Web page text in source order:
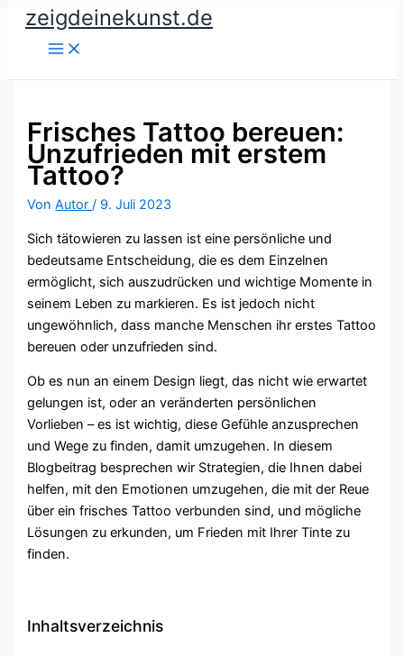
Zumzeigdeinekunst.de
Frisches Tattoo bereuen:
Unzufrieden mit erstem
Tattoo?
VonAutor/ 9. Juli 2023
Sich tätowieren zu lassen ist eine persönliche und
bedeutsame Entscheidung, die es dem Einzelnen
ermöglicht, sich auszudrücken und wichtige Momente in
seinem Leben zu markieren. Es ist jedoch nicht
ungewöhnlich, dass manche Menschen ihr erstes Tattoo
bereuen oder unzufrieden sind.
Ob es nun an einem Design liegt, das nicht wie erwartet
gelungen ist, oder an veränderten persönlichen
Vorlieben – es ist wichtig, diese Gefühle anzusprechen
und Wege zu finden, damit umzugehen. In diesem
Blogbeitrag besprechen wir Strategien, die Ihnen dabei
helfen, mit den Emotionen umzugehen, die mit der Reue
über ein frisches Tattoo verbunden sind, und mögliche
Lösungen zu erkunden, um Frieden mit Ihrer Tinte zu
finden.
Inhaltsverzeichnis